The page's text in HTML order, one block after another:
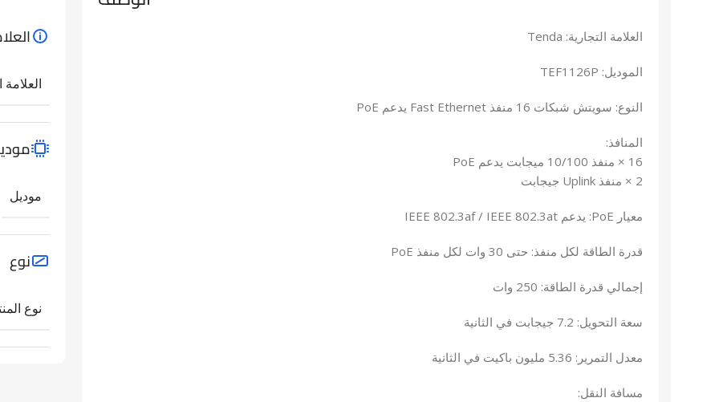
العلامة التجارية: Tenda
الموديل: TEF1126P
النوع: سويتش شبكات 16 منفذ Fast Ethernet يدعم PoE
المنافذ:
16 × منفذ 10/100 ميجابت يدعم PoE
2 × منفذ Uplink جيجابت
معيار PoE: يدعم IEEE 802.3af / IEEE 802.3at
قدرة الطاقة لكل منفذ: حتى 30 وات لكل منفذ PoE
إجمالي قدرة الطاقة: 250 وات
سعة التحويل: 7.2 جيجابت في الثانية
معدل التمرير: 5.36 مليون باكيت في الثانية
مسافة النقل:
العلامة
موديل
نوع
نوع